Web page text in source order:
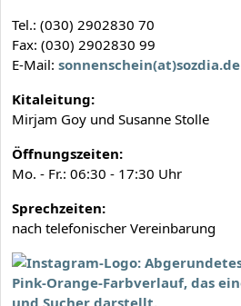
Tel.: (030) 2902830 70
Fax: (030) 2902830 99
E-Mail: sonnenschein(at)sozdia.de
Kitaleitung:
Mirjam Goy und Susanne Stolle
Öffnungszeiten:
Mo. - Fr.: 06:30 - 17:30 Uhr
Sprechzeiten:
nach telefonischer Vereinbarung